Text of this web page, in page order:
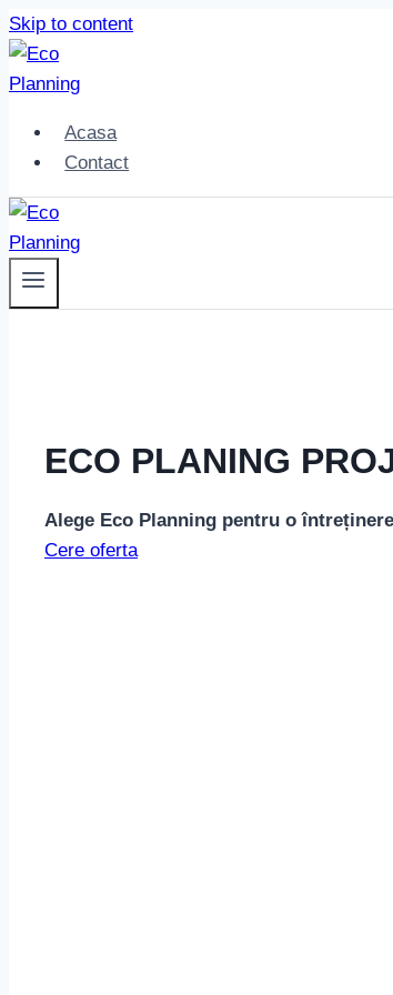
Skip to content
Acasa
Contact
ECO PLANING
Alege Eco Planning pentru o
Cere oferta